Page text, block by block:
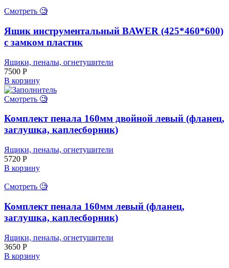
Смотреть 🧐
Ящик инструментальный BAWER (425*460*600)
с замком пластик
Ящики, пеналы, огнетушители
7500 Р
В корзину
Смотреть 🧐
Комплект пенала 160мм двойной левый (фланец,
заглушка, каплесборник)
Ящики, пеналы, огнетушители
5720 Р
В корзину
Смотреть 🧐
Комплект пенала 160мм левый (фланец,
заглушка, каплесборник)
Ящики, пеналы, огнетушители
3650 Р
В корзину